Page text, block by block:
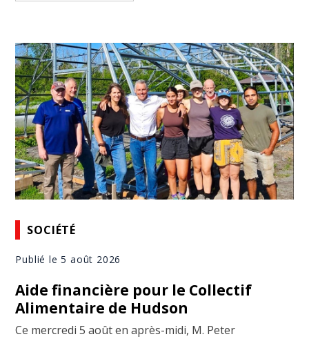
SOCIÉTÉ
Publié le 5 août 2026
Aide financière pour le Collectif
Alimentaire de Hudson
Ce mercredi 5 août en après-midi, M. Peter